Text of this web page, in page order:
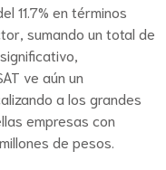
11.7% en términos
sumando un total de
ve aún un
a los grandes
empresas con
de pesos.